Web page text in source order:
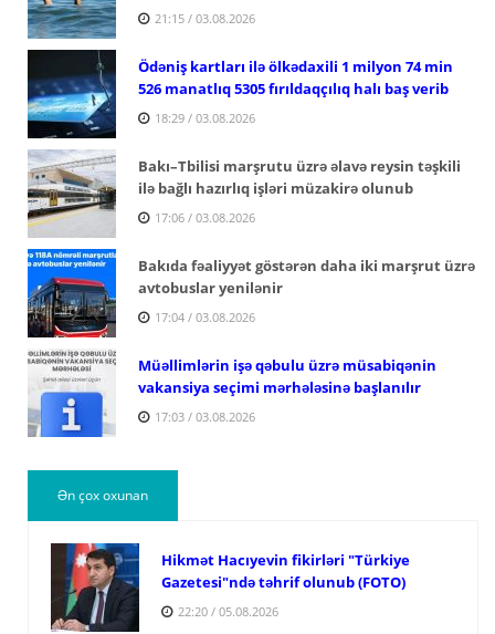
21:15 / 03.08.2026
Ödəniş kartları ilə ölkədaxili 1 milyon 74 min
526 manatlıq 5305 fırıldaqçılıq halı baş verib
18:29 / 03.08.2026
Bakı–Tbilisi marşrutu üzrə əlavə reysin təşkili
ilə bağlı hazırlıq işləri müzakirə olunub
17:06 / 03.08.2026
Bakıda fəaliyyət göstərən daha iki marşrut üzrə
avtobuslar yenilənir
17:04 / 03.08.2026
Müəllimlərin işə qəbulu üzrə müsabiqənin
vakansiya seçimi mərhələsinə başlanılır
17:03 / 03.08.2026
Ən çox oxunan
Hikmət Hacıyevin fikirləri "Türkiye
Gazetesi"ndə təhrif olunub (FOTO)
22:20 / 05.08.2026